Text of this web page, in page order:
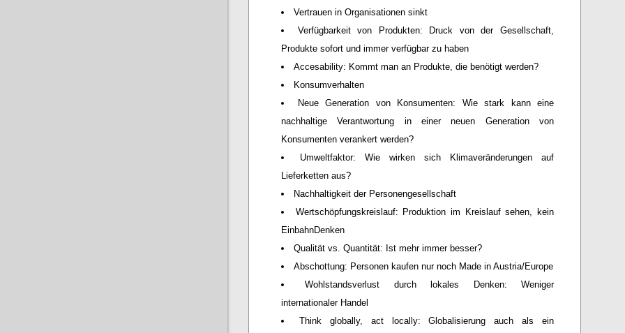
Vertrauen in Organisationen sinkt
Verfügbarkeit von Produkten: Druck von der Gesellschaft,
Produkte sofort und immer verfügbar zu haben
Accesability: Kommt man an Produkte, die benötigt werden?
Konsumverhalten
Neue Generation von Konsumenten: Wie stark kann eine
nachhaltige Verantwortung in einer neuen Generation von
Konsumenten verankert werden?
Umweltfaktor: Wie wirken sich Klimaveränderungen auf
Lieferketten aus?
Nachhaltigkeit der Personengesellschaft
Wertschöpfungskreislauf: Produktion im Kreislauf sehen, kein
EinbahnDenken
Qualität vs. Quantität: Ist mehr immer besser?
Abschottung: Personen kaufen nur noch Made in Austria/Europe
Wohlstandsverlust durch lokales Denken: Weniger
internationaler Handel
Think globally, act locally: Globalisierung auch als ein